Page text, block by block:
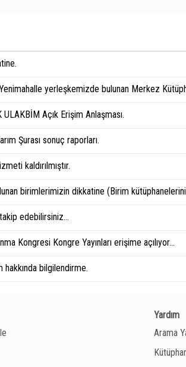
yerleşkemizde bulunan Merkez
Açık Erişim Anlaşması.
Şurası sonuç raporları.
kaldırılmıştır.
birimlerimizin dikkatine (Birim
edebilirsiniz...
Kongresi Kongre Yayınları erişime açılıyor...
hakkında bilgilendirme.
Yardım
Arama